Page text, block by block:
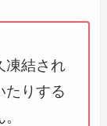
凍結され
たりする